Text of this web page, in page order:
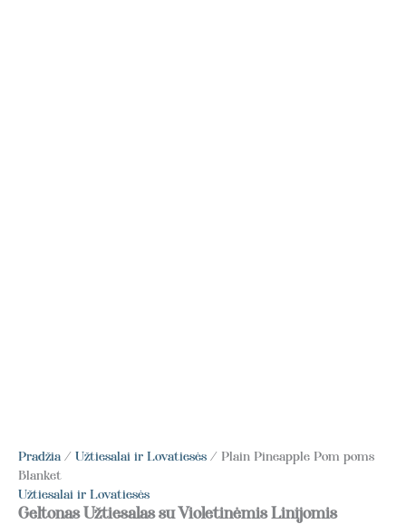
Pradžia / Užtiesalai ir Lovatiesės / Plain Pineapple Pom poms
Blanket
Užtiesalai ir Lovatiesės
Geltonas Užtiesalas su Violetinėmis Linijomis